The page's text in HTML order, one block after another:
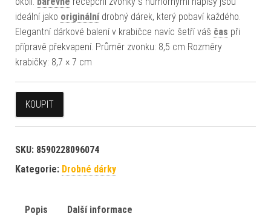
ideální jako originálnídrobný dárek, který pobaví každého.
Elegantní dárkové balení v krabičce navíc šetří váš čas při
přípravě překvapení. Průměr zvonku: 8,5 cm Rozměry
krabičky: 8,7 × 7 cm
KOUPIT
SKU: 8590228096074
Kategorie: Drobné dárky
Popis Další informace